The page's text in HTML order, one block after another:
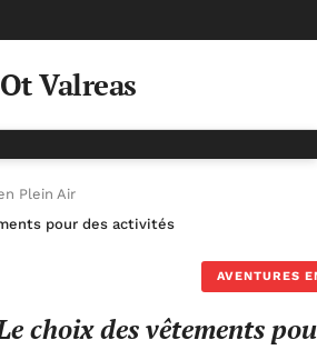
Ot Valreas
Plein Air
pour des activités de plein air
AVENTURES
choix des vêtements